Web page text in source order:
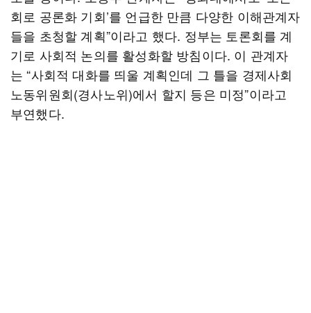
회로 공론화 기회’를 언급한 만큼 다양한 이해관계자
들을 초청할 계획”이라고 했다. 정부는 토론회를 계
기로 사회적 논의를 활성화할 방침이다. 이 관계자
는 “사회적 대화를 띄울 계획인데 그 틀을 경제사회
노동위원회(경사노위)에서 할지 등은 미정”이라고
부연했다.